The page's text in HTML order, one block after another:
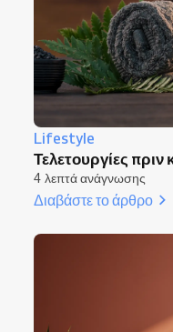
Lifestyle
Τελετουργίες πριν
4 λεπτά ανάγνωσης
Διαβάστε το άρθρο